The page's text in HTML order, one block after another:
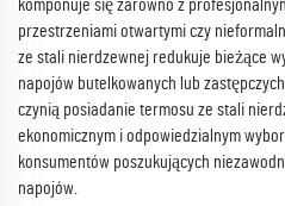
komponuje się zarówno z
przestrzeniami otwartymi czy
ze stali nierdzewnej redukuje bieżące
napojów butelkowanych lub
czynią posiadanie termosu ze stali
ekonomicznym i odpowiedzialnym
konsumentów poszukujących
napojów.